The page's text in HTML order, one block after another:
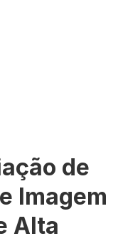
de
Imagem
Alta